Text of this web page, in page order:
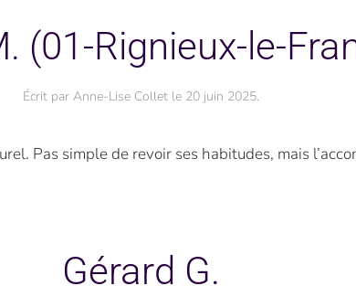
(01-Rignieux-le-
Écrit par Anne-Lise Colletle 20 juin 2025.
Pas simple de revoir ses habitudes, mais
Gérard G.